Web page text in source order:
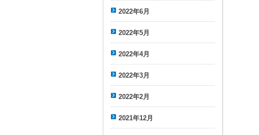
2022年6月
2022年5月
2022年4月
2022年3月
2022年2月
2021年12月